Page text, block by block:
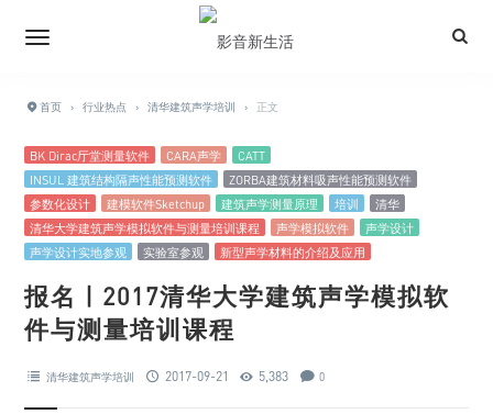
首页 › 行业热点 › 清华建筑声学培训 › 正文
BK Dirac厅堂测量软件 CARA声学
CATT
INSUL 建筑结构隔声性能预测软件
ZORBA建筑材料吸声性能预测软件
参数化设计
建模软件Sketchup 建筑声学测量原理 培训
清华
清华大学建筑声学模拟软件与测量培训课程
声学模拟软件
声学设计
声学设计实地参观
实验室参观 新型声学材料的介绍及应用
报名 | 2017清华大学建筑声学模拟软
件与测量培训课程
清华建筑声学培训 2017-09-21 5,383 0